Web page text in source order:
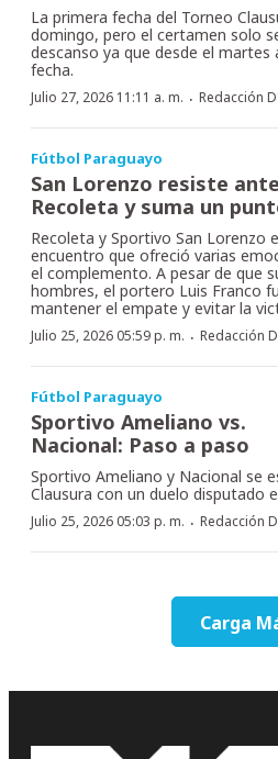
La primera fecha del Torneo
domingo, pero el certamen solo
descanso ya que desde el martes
fecha.
Julio 27, 2026 11:11 a. m. · Redacción
Fútbol Paraguayo
San Lorenzo resiste ante
Recoleta y suma un
Recoleta y Sportivo San Lorenzo
encuentro que ofreció varias
el complemento. A pesar de que
hombres, el portero Luis Franco
mantener el empate y evitar la
Julio 25, 2026 05:59 p. m. · Redacción
Fútbol Paraguayo
Sportivo Ameliano vs.
Nacional: Paso a paso
Sportivo Ameliano y Nacional se
Clausura con un duelo disputado
Julio 25, 2026 05:03 p. m. · Redacción
Carga